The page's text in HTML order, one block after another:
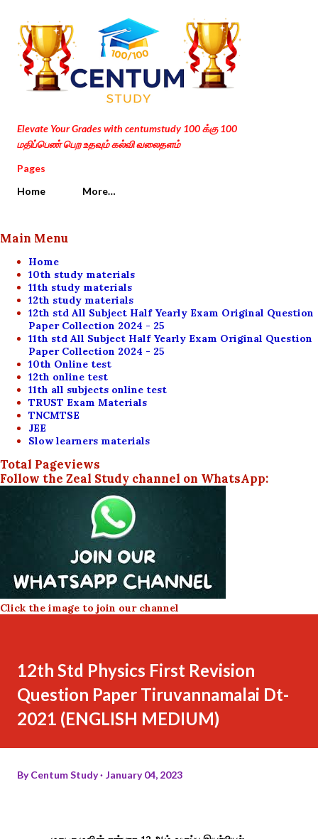
Skip to main content
Elevate Your Grades with centumstudy 100 க்கு 100
மதிப்பெண் பெற உதவும் கல்வி வலைதளம்
Pages
Home
More…
Main Menu
Home
10th study materials
11th study materials
12th study materials
12th std All Subject Half Yearly Exam Original Question
Paper Collection 2024 - 25
11th std All Subject Half Yearly Exam Original Question
Paper Collection 2024 - 25
10th Online test
12th online test
11th all subjects online test
TRUST Exam Materials
TNCMTSE
JEE
Slow learners materials
Total Pageviews
Follow the Zeal Study channel on WhatsApp:
Click the image to join our channel
12th Std Physics First Revision
Question Paper Tiruvannamalai Dt-
2021 (ENGLISH MEDIUM)
ByCentum Study January 04, 2023